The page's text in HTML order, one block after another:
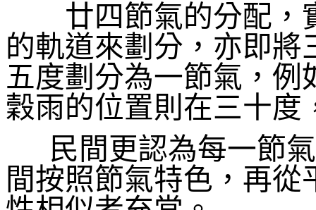
廿四節氣的分配，
的軌道來劃分，亦即
五度劃分為一節氣，例
穀雨的位置則在三十度
民間更認為每一節
間按照節氣特色，再